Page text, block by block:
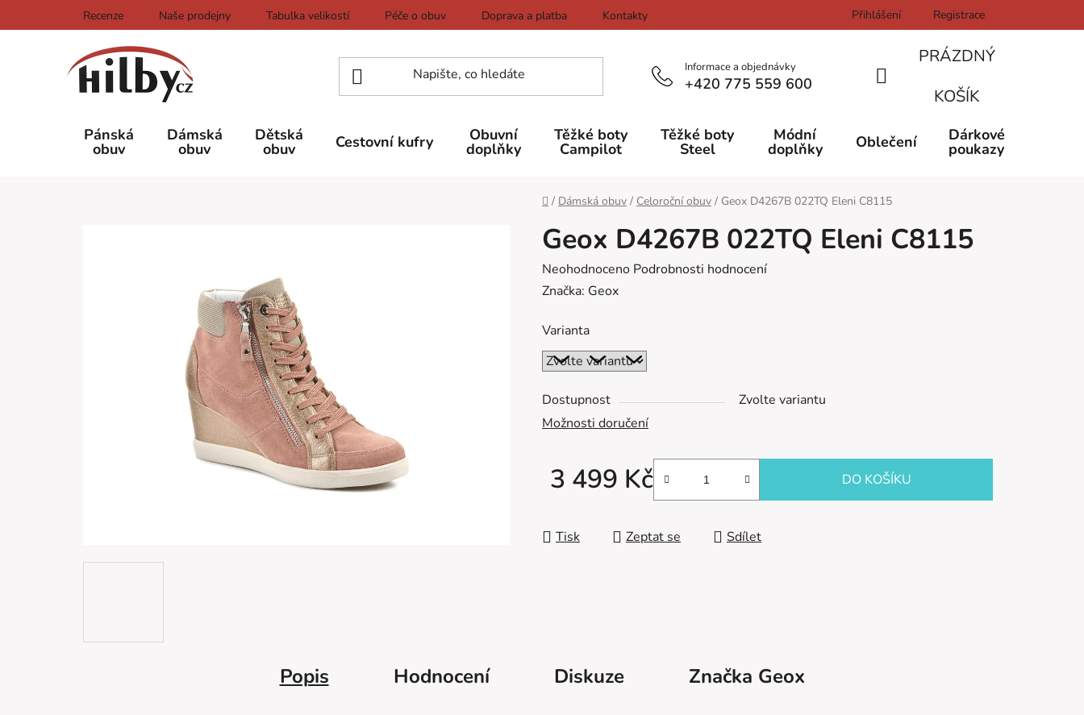
na
Recenze Naše prodejny Tabulka velikostí Péče o obuv Doprava a platba Kontakty Přihlášení Registrace
Informace a objednávky
+420 775 559 600
NÁKUPNÍ
KOŠÍK
PRÁZDNÝ
KOŠÍK
Pánská
obuv
Dámská
obuv
Dětská
obuv Cestovní kufry Obuvní
doplňky
Těžké boty
Campilot
Těžké boty
Steel
Módní
doplňky Oblečení Dárkové
poukazy
Domů
/ Dámská obuv / Celoroční obuv / Geox D4267B 022TQ Eleni C8115
Geox D4267B 022TQ Eleni C8115
Průměrné
hodnocení
je
0,0
z
5
hvězdiček.
Neohodnoceno Podrobnosti hodnocení
Značka: Geox
Varianta
Dostupnost
Zvolte variantu
Možnosti doručení
3 499 Kč DO KOŠÍKU
Tisk Zeptat se Sdílet
Popis Hodnocení Diskuze Značka Geox